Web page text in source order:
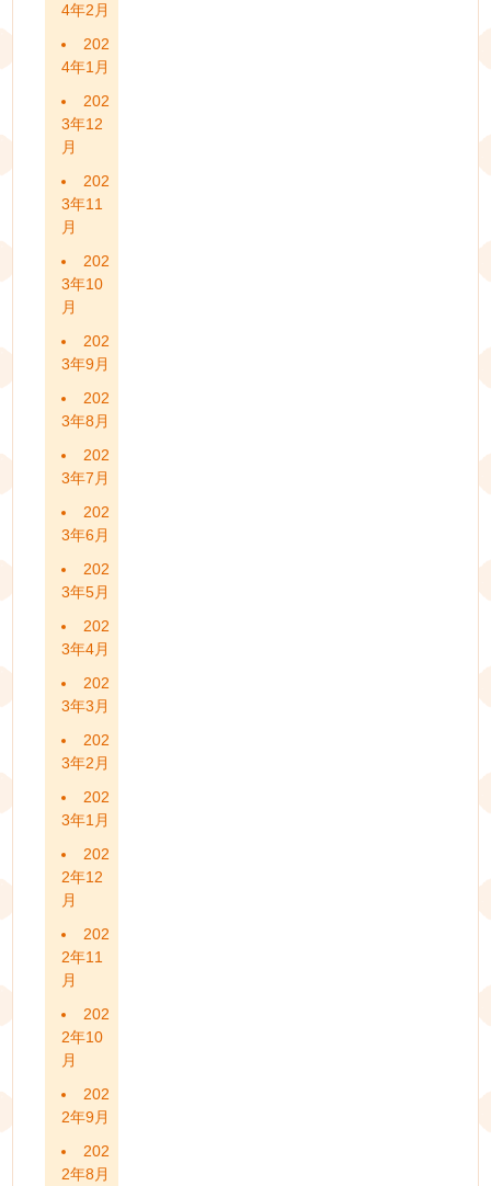
4年2月
202
4年1月
202
3年12
月
202
3年11
月
202
3年10
月
202
3年9月
202
3年8月
202
3年7月
202
3年6月
202
3年5月
202
3年4月
202
3年3月
202
3年2月
202
3年1月
202
2年12
月
202
2年11
月
202
2年10
月
202
2年9月
202
2年8月